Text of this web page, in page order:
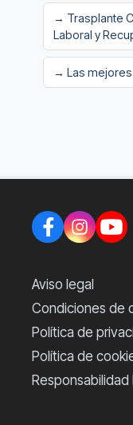
→ Trasplante
Laboral y
→ Las
Aviso legal
Condiciones de
Política de
Política de
Responsabilidad